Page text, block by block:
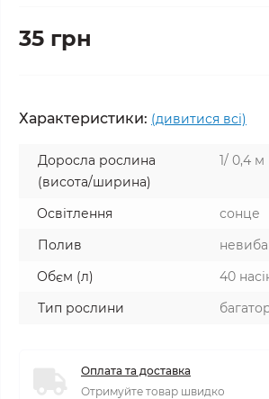
35 грн
Характеристики: (дивитися всі)
Доросла рослина
(висота/ширина)
1/ 0,4 м
Освітлення
сонце
Полив
Обєм (л)
40
Тип рослини
Оплата та доставка
Отримуйте товар швидко